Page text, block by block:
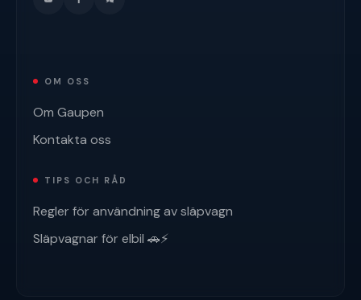
OM OSS
Om Gaupen
Kontakta oss
TIPS OCH RÅD
Regler för användning av släpvagn
Släpvagnar för elbil 🚗⚡